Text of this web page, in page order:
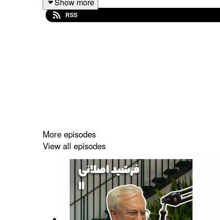
‌راستی می‌تونین این اپیزود رو دریوتیوب هم بشنوین.
RSS
More episodes
View all episodes